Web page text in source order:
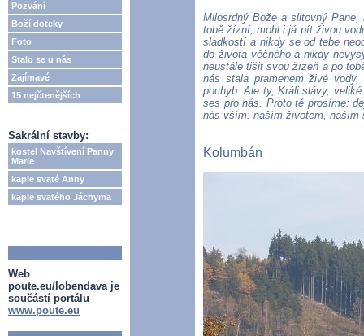
Pozvání
Boží doteky
Foto
Stalo se u nás
Zajímavé
15 nejčtenějších
Sakrální stavby:
kostel Navštívení Panny
Marie
kaple svaté Anny
kaple svatého Jáchyma
Web
poute.eu/lobendava je
součástí portálu
www.poute.eu
Milosrdný Bože a slitovný
tobě žízní, mohl i já pít živou
sladkostí a nikdy se od tebe
do života věčného a nikdy
neustále tišit svou žízeň a po
nás stala pramenem živé
pochyb. Ale ty, Králi slávy,
ses pro nás. Proto tě prosíme:
nás vším: naším životem, naším
Kolumbán